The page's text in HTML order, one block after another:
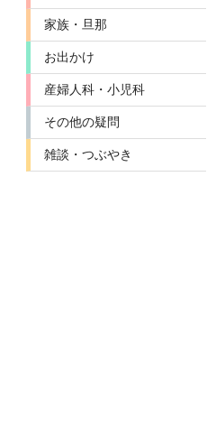
家族・旦那
お出かけ
産婦人科・小児科
その他の疑問
雑談・つぶやき